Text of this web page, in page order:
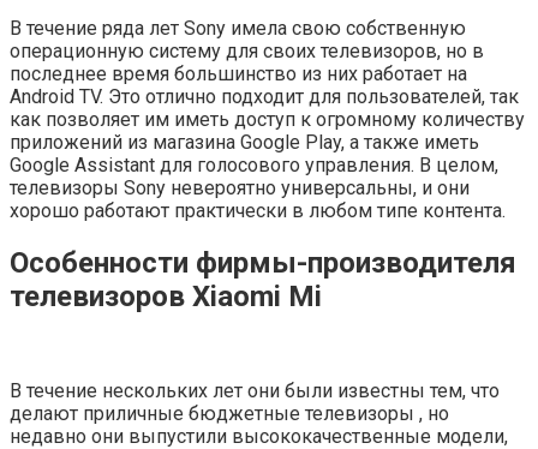
В течение ряда лет Sony имела свою собственную
операционную систему для своих телевизоров, но в
последнее время большинство из них работает на
Android TV. Это отлично подходит для пользователей, так
как позволяет им иметь доступ к огромному количеству
приложений из магазина Google Play, а также иметь
Google Assistant для голосового управления. В целом,
телевизоры Sony невероятно универсальны, и они
хорошо работают практически в любом типе контента.
Особенности фирмы-производителя
телевизоров Xiaomi Mi
В течение нескольких лет они были известны тем, что
делают приличные бюджетные телевизоры , но
недавно они выпустили высококачественные модели,